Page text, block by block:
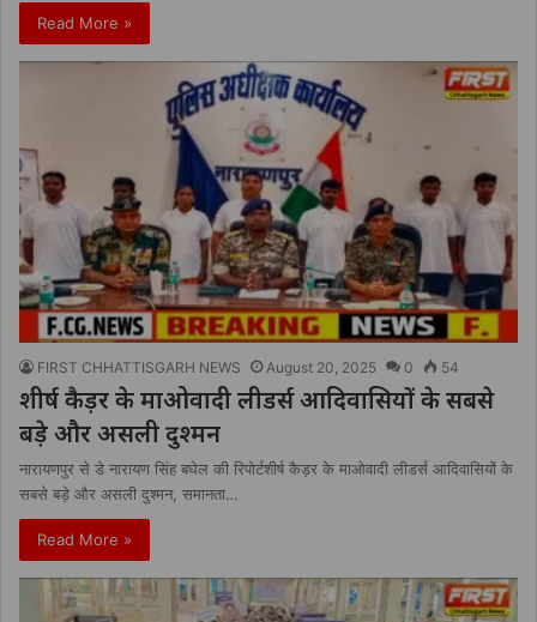
Read More »
FIRST CHHATTISGARH NEWS August 20, 2025 0 54
शीर्ष कैड़र के माओवादी लीडर्स आदिवासियों के सबसे
बड़े और असली दुश्मन
नारायणपुर से डे नारायण सिंह बघेल की रिपोर्टशीर्ष कैड़र के माओवादी लीडर्स आदिवासियों के
सबसे बड़े और असली दुश्मन, समानता…
Read More »